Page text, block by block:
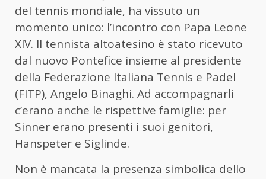
del tennis mondiale, ha vissuto un
momento unico: l’incontro con Papa Leone
XIV. Il tennista altoatesino è stato ricevuto
dal nuovo Pontefice insieme al presidente
della Federazione Italiana Tennis e Padel
(FITP), Angelo Binaghi. Ad accompagnarli
c’erano anche le rispettive famiglie: per
Sinner erano presenti i suoi genitori,
Hanspeter e Siglinde.
Non è mancata la presenza simbolica dello